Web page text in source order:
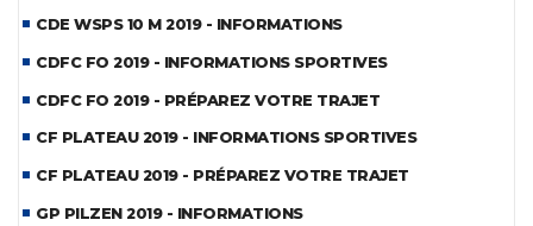
CDE WSPS 10 M 2019 - INFORMATIONS
CDFC FO 2019 - INFORMATIONS SPORTIVES
CDFC FO 2019 - PRÉPAREZ VOTRE TRAJET
CF PLATEAU 2019 - INFORMATIONS SPORTIVES
CF PLATEAU 2019 - PRÉPAREZ VOTRE TRAJET
GP PILZEN 2019 - INFORMATIONS